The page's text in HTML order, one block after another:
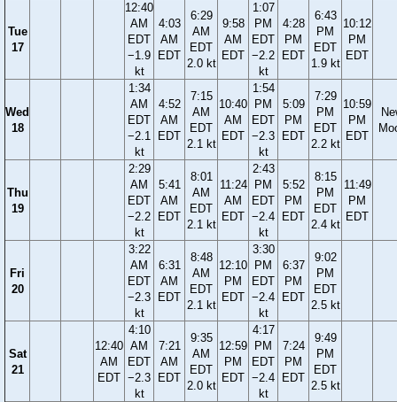
Tue
17
12:40
AM
EDT
−1.9
kt
4:03
AM
EDT
6:29
AM
EDT
2.0 kt
9:58
AM
EDT
1:07
PM
EDT
−2.2
kt
4:28
PM
EDT
6:43
PM
EDT
1.9 kt
10:12
PM
EDT
Wed
18
1:34
AM
EDT
−2.1
kt
4:52
AM
EDT
7:15
AM
EDT
2.1 kt
10:40
AM
EDT
1:54
PM
EDT
−2.3
kt
5:09
PM
EDT
7:29
PM
EDT
2.2 kt
10:59
PM
EDT
Thu
19
2:29
AM
EDT
−2.2
kt
5:41
AM
EDT
8:01
AM
EDT
2.1 kt
11:24
AM
EDT
2:43
PM
EDT
−2.4
kt
5:52
PM
EDT
8:15
PM
EDT
2.4 kt
11:49
PM
EDT
Fri
20
3:22
AM
EDT
−2.3
kt
6:31
AM
EDT
8:48
AM
EDT
2.1 kt
12:10
PM
EDT
3:30
PM
EDT
−2.4
kt
6:37
PM
EDT
9:02
PM
EDT
2.5 kt
Sat
21
12:40
AM
EDT
4:10
AM
EDT
−2.3
kt
7:21
AM
EDT
9:35
AM
EDT
2.0 kt
12:59
PM
EDT
4:17
PM
EDT
−2.4
kt
7:24
PM
EDT
9:49
PM
EDT
2.5 kt